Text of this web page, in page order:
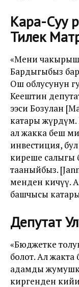
Кара-Суу
Тилек
«Мени
Бардыгыбыз
Ош облусунун
Кеңештин
ээси Бозулан
катары жүрдүм.
ал жакка беш
инвестиция,
киреше салыгы
тааныйбыз.
менден кичүү.
башчысы
Депутат
«Бюджетке
болот. Ал
адамды
киргенден